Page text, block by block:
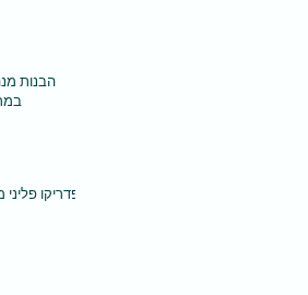
הבנות
פדריקו